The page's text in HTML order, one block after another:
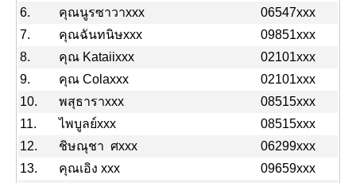
6.
คุณนูรซาวาxxx
06547xxx
7.
คุณฉันทนิษxxx
09851xxx
8.
คุณ Kataiixxx
02101xxx
9.
คุณ Colaxxx
02101xxx
10.
พสุธาราxxx
08515xxx
11.
ไพบูลย์xxx
08515xxx
12.
ชิษณุชา ศxxx
06299xxx
13.
คุณเอิง xxx
09659xxx